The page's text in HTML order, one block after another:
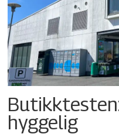
hyggelig